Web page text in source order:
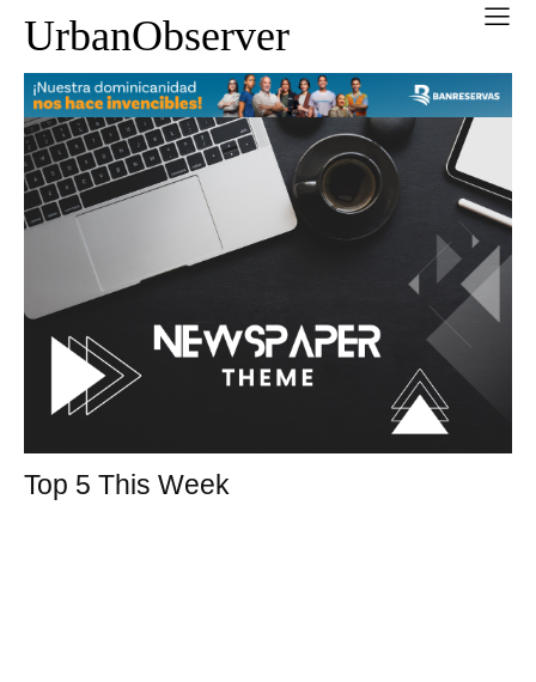
UrbanObserver
Top 5 This Week